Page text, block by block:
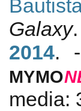
Galaxy.
2014. -
MYMO
media: